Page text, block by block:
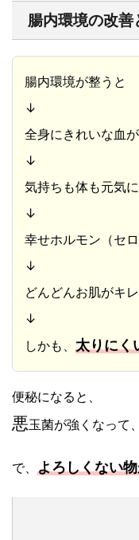
腸内環境の改善
腸内環境が整うと
↓
全身にきれいな血
↓
気持ちも体も元気
↓
幸せホルモン（セ
↓
どんどんお肌がキ
↓
しかも、 太りにく
便秘になると、
悪玉菌が強くなって
で、 よろしくない